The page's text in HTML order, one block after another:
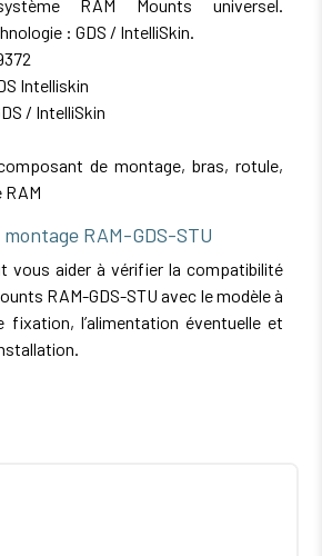
RAM Mounts universel.
: GDS / IntelliSkin.
Intelliskin
/ IntelliSkin
de montage, bras, rotule,
RAM
RAM-GDS-STU
vous aider à vérifier la compatibilité
RAM-GDS-STU avec le modèle à
fixation, l’alimentation éventuelle et